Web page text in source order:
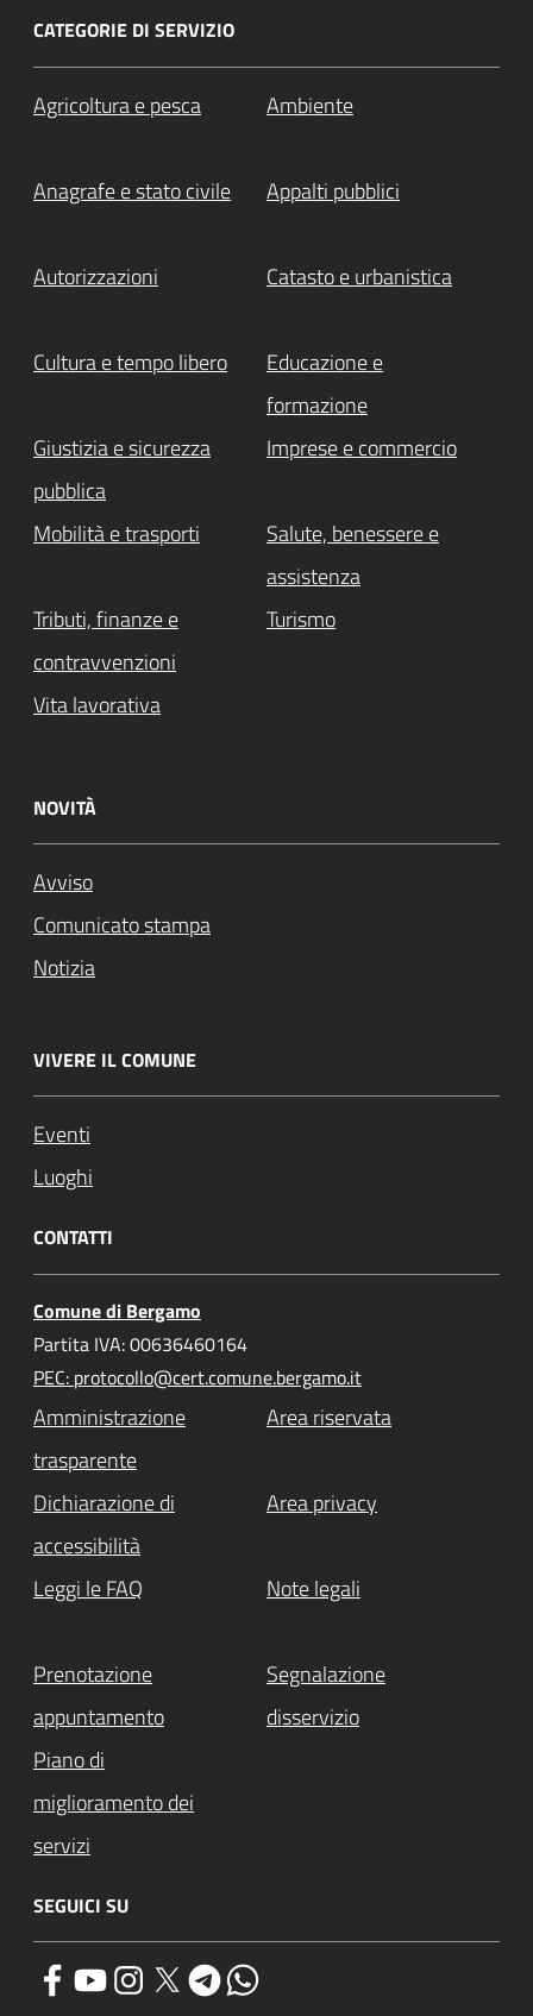
CATEGORIE DI SERVIZIO
Agricoltura e pesca Ambiente
Anagrafe e stato civile Appalti pubblici
Autorizzazioni Catasto e urbanistica
Cultura e tempo libero
Educazione e
formazione
Giustizia e sicurezza
pubblica
Imprese e commercio
Mobilità e trasporti
Salute, benessere e
assistenza
Tributi, finanze e
contravvenzioni
Turismo
Vita lavorativa
NOVITÀ
Avviso
Comunicato stampa
Notizia
VIVERE IL COMUNE
Eventi
Luoghi
CONTATTI
Comune di Bergamo
Partita IVA: 00636460164
PEC: protocollo@cert.comune.bergamo.it
Amministrazione
trasparente
Area riservata
Dichiarazione di
accessibilità
Area privacy
Leggi le FAQ Note legali
Prenotazione
appuntamento
Segnalazione
disservizio
Piano di
miglioramento dei
servizi
SEGUICI SU